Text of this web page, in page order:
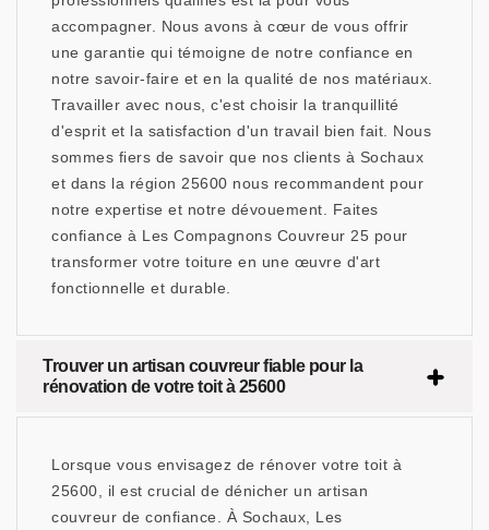
accompagner. Nous avons à cœur de vous offrir
une garantie qui témoigne de notre confiance en
notre savoir-faire et en la qualité de nos matériaux.
Travailler avec nous, c'est choisir la tranquillité
d'esprit et la satisfaction d'un travail bien fait. Nous
sommes fiers de savoir que nos clients à Sochaux
et dans la région 25600 nous recommandent pour
notre expertise et notre dévouement. Faites
confiance à Les Compagnons Couvreur 25 pour
transformer votre toiture en une œuvre d'art
fonctionnelle et durable.
Trouver un artisan couvreur fiable pour la
rénovation de votre toit à 25600
Lorsque vous envisagez de rénover votre toit à
25600, il est crucial de dénicher un artisan
couvreur de confiance. À Sochaux, Les